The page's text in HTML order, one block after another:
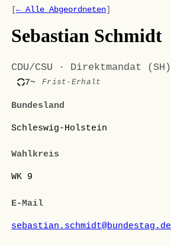
[← Alle Abgeordneten]
Sebastian Schmidt
CDU/CSU · Direktmandat (SH)
7~ Frist-Erhalt
Bundesland
Schleswig-Holstein
Wahlkreis
WK 9
E-Mail
sebastian.schmidt@bundestag.de